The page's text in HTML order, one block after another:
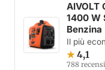
AIVOLT
1400 W
Benzina
Il più
carichi
★4,1
788